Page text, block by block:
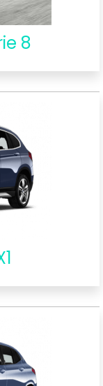
8